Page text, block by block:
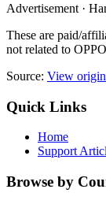
Advertisement ·
These are paid/
not related to
Source: View
Quick Links
Home
Support
Browse by